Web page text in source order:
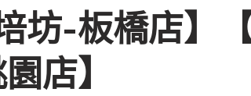
坊-板橋店】
店】